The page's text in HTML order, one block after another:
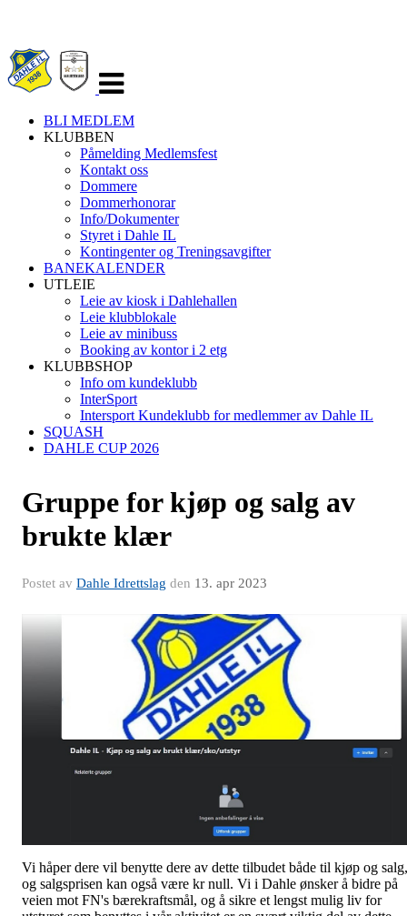
navigasjon
BLI MEDLEM
KLUBBEN
Påmelding Medlemsfest
Kontakt oss
Dommere
Dommerhonorar
Info/Dokumenter
Styret i Dahle IL
Kontingenter og Treningsavgifter
BANEKALENDER
UTLEIE
Leie av kiosk i Dahlehallen
Leie klubblokale
Leie av minibuss
Booking av kontor i 2 etg
KLUBBSHOP
Info om kundeklubb
InterSport
Intersport Kundeklubb for medlemmer av Dahle IL
SQUASH
DAHLE CUP 2026
Gruppe for kjøp og salg av
brukte klær
Postet av Dahle Idrettslag den 13. apr 2023
Vi håper dere vil benytte dere av dette tilbudet både til kjøp og salg,
og salgsprisen kan også være kr null. Vi i Dahle ønsker å bidre på
veien mot FN's bærekraftsmål, og å sikre et lengst mulig liv for